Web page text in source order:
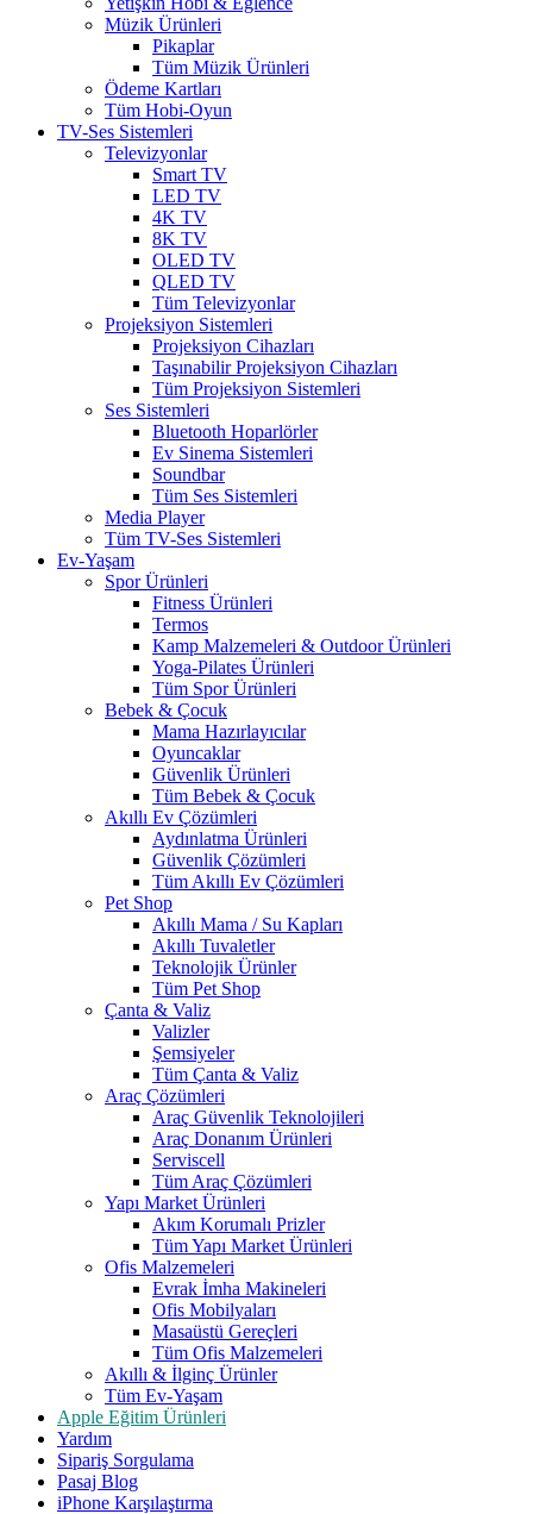
Müzik Ürünleri
Pikaplar
Tüm Müzik Ürünleri
Ödeme Kartları
Tüm Hobi-Oyun
TV-Ses Sistemleri
Televizyonlar
Smart TV
LED TV
4K TV
8K TV
OLED TV
QLED TV
Tüm Televizyonlar
Projeksiyon Sistemleri
Projeksiyon Cihazları
Taşınabilir Projeksiyon Cihazları
Tüm Projeksiyon Sistemleri
Ses Sistemleri
Bluetooth Hoparlörler
Ev Sinema Sistemleri
Soundbar
Tüm Ses Sistemleri
Media Player
Tüm TV-Ses Sistemleri
Ev-Yaşam
Spor Ürünleri
Fitness Ürünleri
Termos
Kamp Malzemeleri & Outdoor Ürünleri
Yoga-Pilates Ürünleri
Tüm Spor Ürünleri
Bebek & Çocuk
Mama Hazırlayıcılar
Oyuncaklar
Güvenlik Ürünleri
Tüm Bebek & Çocuk
Akıllı Ev Çözümleri
Aydınlatma Ürünleri
Güvenlik Çözümleri
Tüm Akıllı Ev Çözümleri
Pet Shop
Akıllı Mama / Su Kapları
Akıllı Tuvaletler
Teknolojik Ürünler
Tüm Pet Shop
Çanta & Valiz
Valizler
Şemsiyeler
Tüm Çanta & Valiz
Araç Çözümleri
Araç Güvenlik Teknolojileri
Araç Donanım Ürünleri
Serviscell
Tüm Araç Çözümleri
Yapı Market Ürünleri
Akım Korumalı Prizler
Tüm Yapı Market Ürünleri
Ofis Malzemeleri
Evrak İmha Makineleri
Ofis Mobilyaları
Masaüstü Gereçleri
Tüm Ofis Malzemeleri
Akıllı & İlginç Ürünler
Tüm Ev-Yaşam
Apple Eğitim Ürünleri
Yardım
Sipariş Sorgulama
Pasaj Blog
iPhone Karşılaştırma